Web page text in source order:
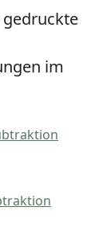
gedruckte
im